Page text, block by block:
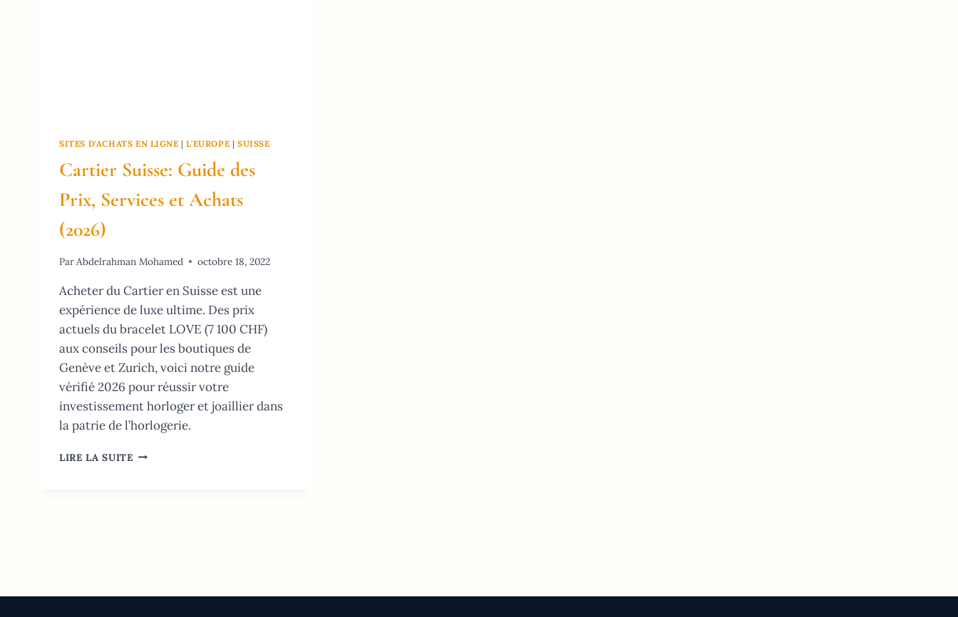
SITES D'ACHATS EN LIGNE |L'EUROPE |SUISSE
Cartier Suisse: Guide des
Prix, Services et Achats
(2026)
ParAbdelrahman Mohamed octobre 18, 2022
Acheter du Cartier en Suisse est une
expérience de luxe ultime. Des prix
actuels du bracelet LOVE (7 100 CHF)
aux conseils pour les boutiques de
Genève et Zurich, voici notre guide
vérifié 2026 pour réussir votre
investissement horloger et joaillier dans
la patrie de l’horlogerie.
LIRE LA SUITECARTIER